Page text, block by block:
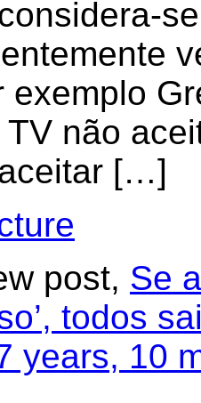
exemplo
não
[…]
post, Se
todos
years, 10